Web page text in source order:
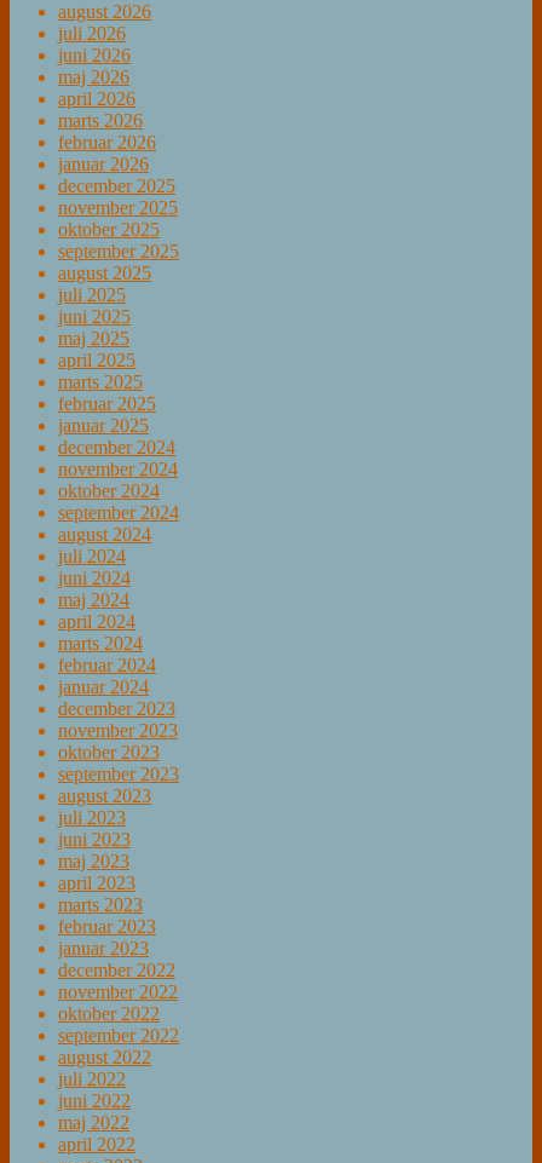
august 2026
juli 2026
juni 2026
maj 2026
april 2026
marts 2026
februar 2026
januar 2026
december 2025
november 2025
oktober 2025
september 2025
august 2025
juli 2025
juni 2025
maj 2025
april 2025
marts 2025
februar 2025
januar 2025
december 2024
november 2024
oktober 2024
september 2024
august 2024
juli 2024
juni 2024
maj 2024
april 2024
marts 2024
februar 2024
januar 2024
december 2023
november 2023
oktober 2023
september 2023
august 2023
juli 2023
juni 2023
maj 2023
april 2023
marts 2023
februar 2023
januar 2023
december 2022
november 2022
oktober 2022
september 2022
august 2022
juli 2022
juni 2022
maj 2022
april 2022